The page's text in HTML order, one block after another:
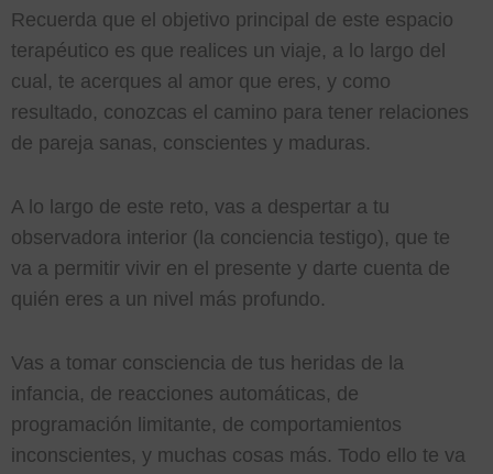
Recuerda que el objetivo principal de este espacio
terapéutico es que realices un viaje, a lo largo del
cual, te acerques al amor que eres, y como
resultado, conozcas el camino para tener relaciones
de pareja sanas, conscientes y maduras.
A lo largo de este reto, vas a despertar a tu
observadora interior (la conciencia testigo), que te
va a permitir vivir en el presente y darte cuenta de
quién eres a un nivel más profundo.
Vas a tomar consciencia de tus heridas de la
infancia, de reacciones automáticas, de
programación limitante, de comportamientos
inconscientes, y muchas cosas más. Todo ello te va